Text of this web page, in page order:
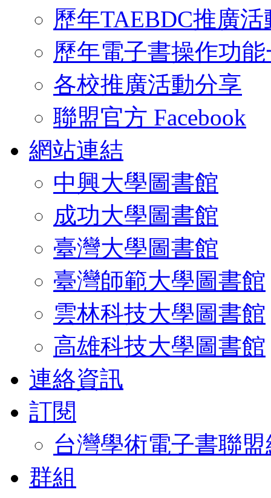
歷年TAEBDC推廣活
歷年電子書操作功
各校推廣活動分享
聯盟官方 Facebook
網站連結
中興大學圖書館
成功大學圖書館
臺灣大學圖書館
臺灣師範大學圖書館
雲林科技大學圖書館
高雄科技大學圖書館
連絡資訊
訂閱
台灣學術電子書聯
群組